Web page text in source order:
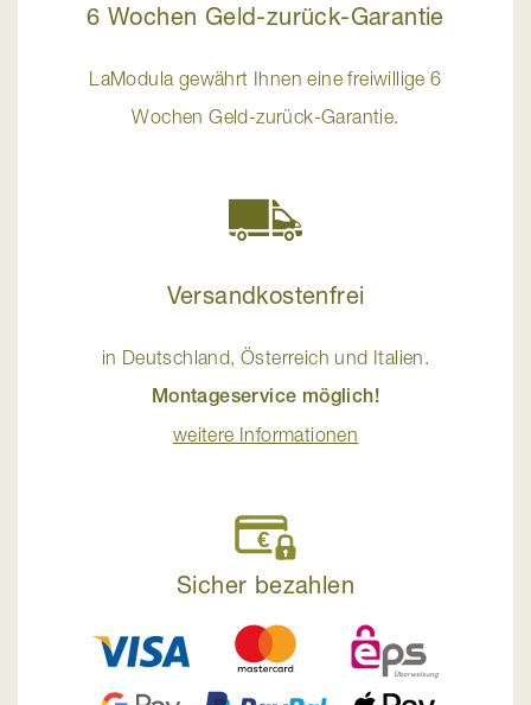
6 Wochen Geld-zurück-Garantie
LaModula gewährt Ihnen eine freiwillige 6
Wochen Geld-zurück-Garantie.
Versandkostenfrei
in Deutschland, Österreich und Italien.
Montageservice möglich!
weitere Informationen
Sicher bezahlen